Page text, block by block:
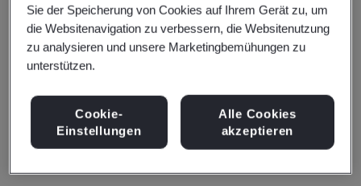
Suizhou Bird Electronic
Co., Ltd.
Business scope:Mobile phone and car audio
Sie der Speicherung von Cookies auf Ihrem Gerät zu, um
die Websitenavigation zu verbessern, die Websitenutzung
zu analysieren und unsere Marketingbemühungen zu
unterstützen.
Cookie-
Einstellungen
Alle Cookies
akzeptieren